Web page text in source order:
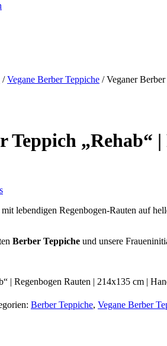
/Vegane Berber Teppiche / Veganer
Teppich „Rehab“
lebendigen Regenbogen-Rauten auf
Berber Teppiche und unsere
| Regenbogen Rauten | 214x135 cm |
Berber Teppiche, Vegane Berber